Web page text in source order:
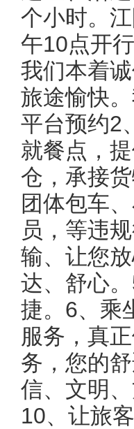
个小时。
午10点开行
我们本着
旅途愉快
平台预约2
就餐点，
仓，承接
团体包车
员，等违
输、让您
达、舒心
捷。6、乘
服务，真
务，您的
信、文明
10、让旅